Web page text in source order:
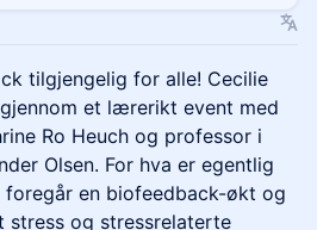
tilgjengelig for alle! Cecilie
et lærerikt event med
Ro Heuch og professor i
Olsen. For hva er egentlig
en biofeedback-økt og
og stressrelaterte